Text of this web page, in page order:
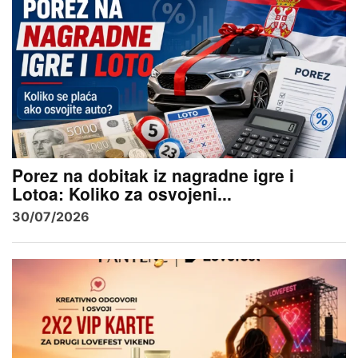
Porez na dobitak iz nagradne igre i
Lotoa: Koliko za osvojeni...
30/07/2026